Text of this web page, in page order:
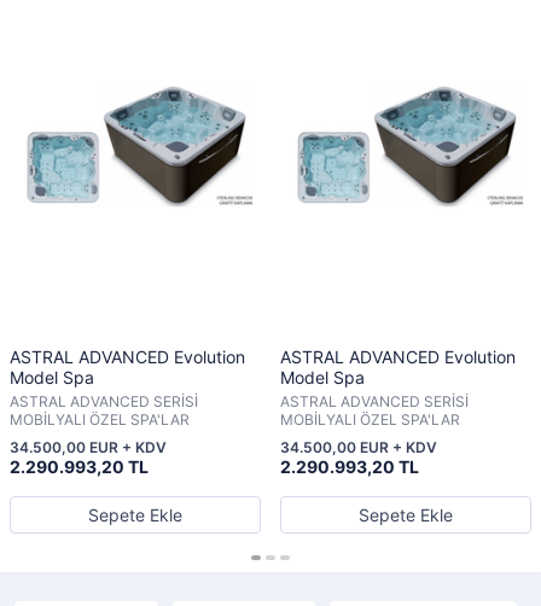
ASTRAL ADVANCED Evolution
Model Spa
ASTRAL ADVANCED SERİSİ
MOBİLYALI ÖZEL SPA'LAR
2.290.993,20 TL
34.500,00 EUR + KDV
Sepete Ekle
ASTRAL ADVANCED Evolution
Model Spa
ASTRAL ADVANCED SERİSİ
MOBİLYALI ÖZEL SPA'LAR
2.290.993,20 TL
34.500,00 EUR + KDV
Sepete Ekle